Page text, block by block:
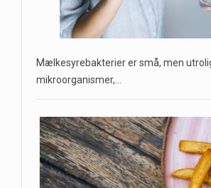
Mælkesyrebakterier er små, men
mikroorganismer,…